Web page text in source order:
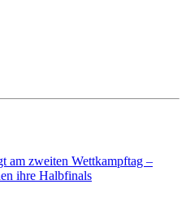
am zweiten Wettkampftag –
ihre Halbfinals